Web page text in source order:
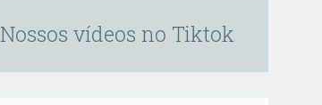
Nossos vídeos no Tiktok